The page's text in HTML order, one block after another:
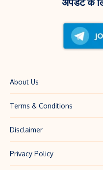
About Us
Terms & Conditions
Disclaimer
Privacy Policy